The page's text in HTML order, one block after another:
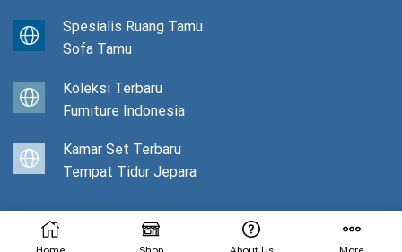
Spesialis Ruang Tamu
Sofa Tamu
Koleksi Terbaru
Furniture Indonesia
Kamar Set Terbaru
Tempat Tidur Jepara
© Copyright 2022 Full With 💙 Dima Furniture Jepara